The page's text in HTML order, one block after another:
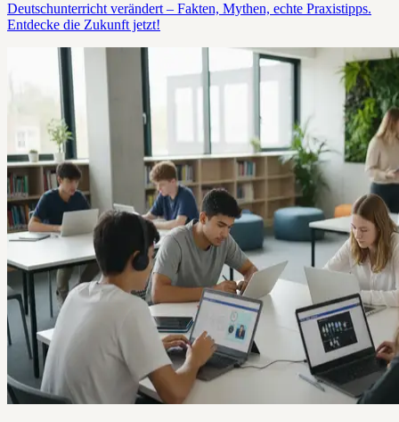
Deutschunterricht verändert – Fakten, Mythen, echte Praxistipps.
Entdecke die Zukunft jetzt!